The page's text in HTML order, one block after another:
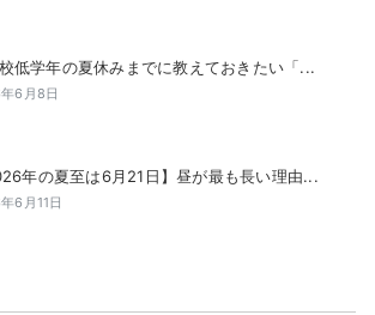
低学年の夏休みまでに教えておきたい「...
6月8日
年の夏至は6月21日】昼が最も長い理由...
6月11日